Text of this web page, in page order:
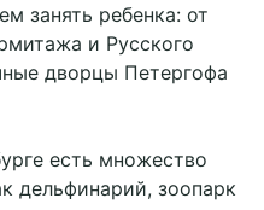
занять ребенка: от
и Русского
дворцы Петергофа
есть множество
дельфинарий, зоопарк